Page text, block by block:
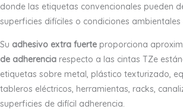
donde las etiquetas convencionales pueden
superficies difíciles o condiciones ambientales
Su adhesivo extra fuerte proporciona
de adherencia respecto a las cintas TZe
etiquetas sobre metal, plástico texturizado,
tableros eléctricos, herramientas, racks,
superficies de difícil adherencia.